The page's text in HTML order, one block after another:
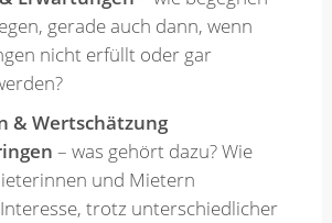
gerade auch dann, wenn
nicht erfüllt oder gar
& Wertschätzung
– was gehört dazu? Wie
und Mietern
trotz unterschiedlicher